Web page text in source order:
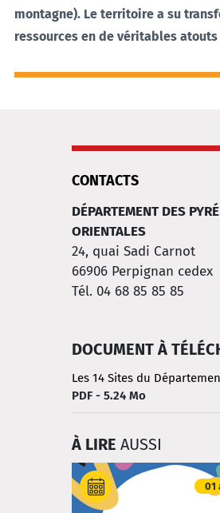
montagne). Le territoire a su
ressources en de véritables
CONTACTS
DÉPARTEMENT DES
ORIENTALES
24, quai Sadi Carnot
66906 Perpignan cedex
Tél. 04 68 85 85 85
DOCUMENT À
Les 14 Sites du
PDF - 5.24 Mo
À LIRE AUSSI
01